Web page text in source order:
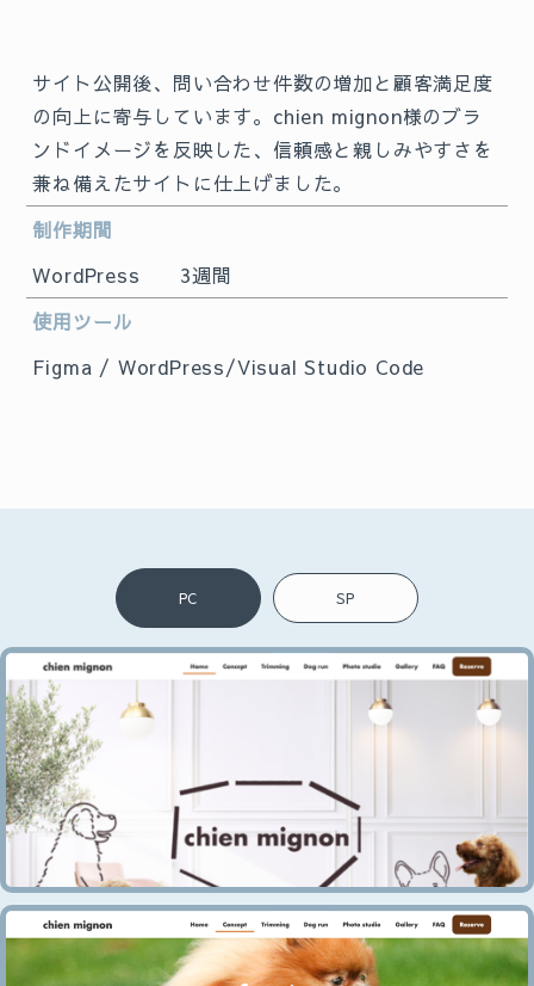
サイト公開後、問い合わせ件数の増加と顧客満足度
の向上に寄与しています。chien mignon様のブラ
ンドイメージを反映した、信頼感と親しみやすさを
兼ね備えたサイトに仕上げました。
制作期間
WordPress 3週間
使用ツール
Figma / WordPress/Visual Studio Code
PC SP